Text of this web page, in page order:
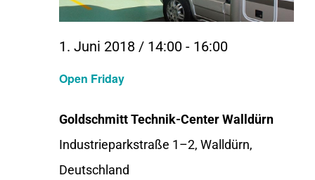
Open Friday
1. Juni 2018 / 14:00 - 16:00
Goldschmitt Technik-Center Walldürn
Industrieparkstraße 1–2, Walldürn,
Deutschland